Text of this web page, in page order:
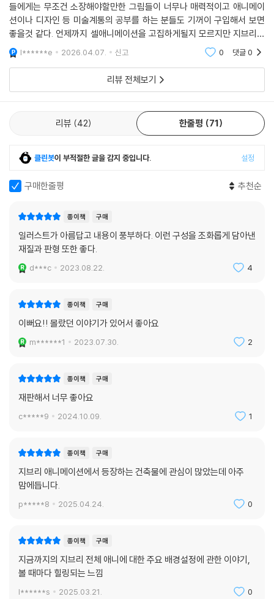
들에게는 무조건 소장해야할만한 그림들이 너무나 매력적이고 애니메이
션이나 디자인 등 미술계통의 공부를 하는 분들도 기꺼이 구입해서 보면
좋을것 같다. 언제까지 셀애니메이션을 고집하게될지 모르지만 지브리의
그림들은 장인의 작품들이나 다름없다
l******e 2026.04.07. 신고 0 댓글0
리뷰 전체보기
리뷰 42 한줄평 71
클린봇이 부적절한 글을 감지 중입니다. 설정
구매한줄평 추천순
종이책 구매
일러스트가 아름답고 내용이 풍부하다. 이런 구성을 조화롭게 담아낸
재질과 판형 또한 좋다.
d***c 2023.08.22. 4
종이책 구매
이뻐요!! 몰랐던 이야기가 있어서 좋아요
m******1 2023.07.30. 2
종이책 구매
재판해서 너무 좋아요
c*****9 2024.10.09. 1
종이책 구매
지브리 애니메이션에서 등장하는 건축물에 관심이 많았는데 아주
맘에듭니다.
p*****8 2025.04.24. 0
종이책 구매
지금까지의 지브리 전체 애니에 대한 주요 배경설정에 관한 이야기,
볼 때마다 힐링되는 느낌
l******s 2025.03.21. 0